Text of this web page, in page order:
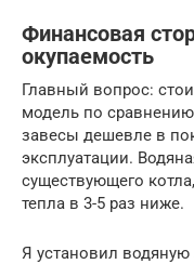
Финансовая
окупаемость
Главный вопрос:
модель по сравнению
завесы дешевле в
эксплуатации.
существующего
тепла в 3-5 раз ниже.
Я установил